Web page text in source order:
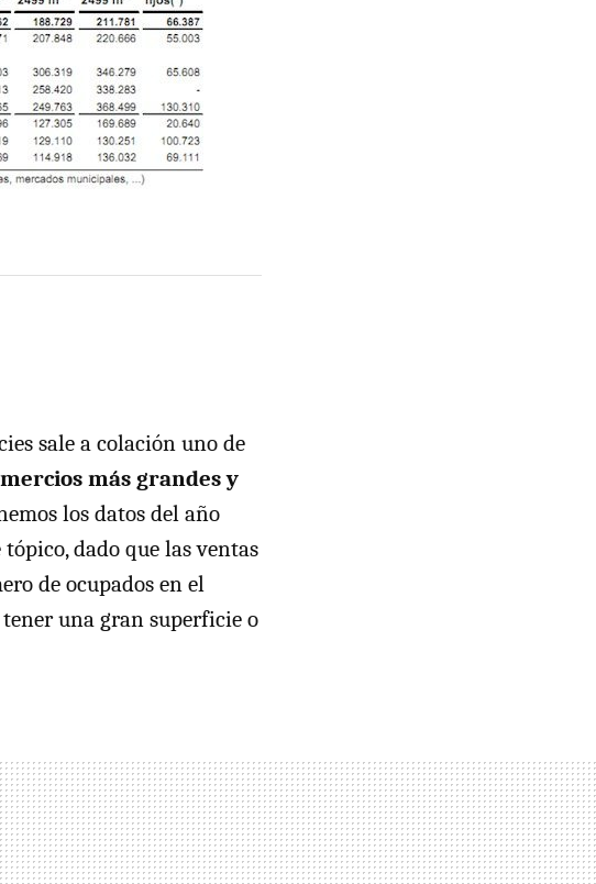
sale a colación uno de
más grandes y
los datos del año
dado que las ventas
de ocupados en el
una gran superficie o